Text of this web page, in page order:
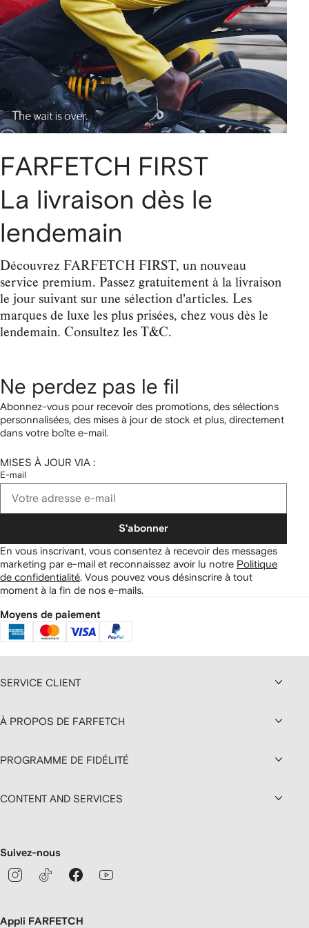
FARFETCH FIRST
La livraison dès le
lendemain
Découvrez FARFETCH FIRST, un nouveau
service premium. Passez gratuitement à la livraison
le jour suivant sur une sélection d'articles. Les
marques de luxe les plus prisées, chez vous dès le
lendemain. Consultez les T&C.
Ne perdez pas le fil
Abonnez-vous pour recevoir des promotions, des sélections
personnalisées, des mises à jour de stock et plus, directement
dans votre boîte e-mail.
MISES À JOUR VIA :
E-mail
S'abonner
En vous inscrivant, vous consentez à recevoir des messages
marketing par e-mail et reconnaissez avoir lu notre Politique
de confidentialité Vous pouvez vous désinscrire à tout
moment à la fin de nos e-mails.
Moyens de paiement
SERVICE CLIENT
À PROPOS DE FARFETCH
PROGRAMME DE FIDÉLITÉ
CONTENT AND SERVICES
Suivez-nous
Appli FARFETCH